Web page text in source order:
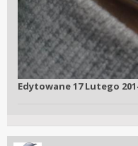
Edytowane17 Lutego